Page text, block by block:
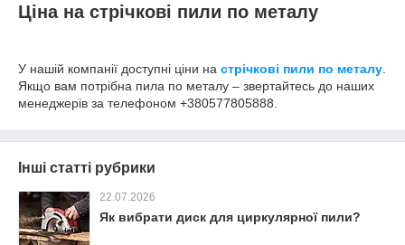
Ціна на стрічкові пили по металу
У нашій компанії доступні ціни на стрічкові пили по металу
Якщо вам потрібна пила по металу – звертайтесь до наших
менеджерів за телефоном +380577805888.
Інші статті рубрики
22.07.2026
Як вибрати диск для циркулярної пили?